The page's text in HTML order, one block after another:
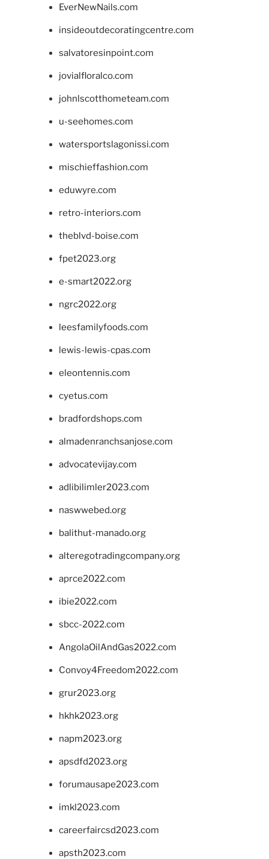
EverNewNails.com
insideoutdecoratingcentre.com
salvatoresinpoint.com
jovialfloralco.com
johnlscotthometeam.com
u-seehomes.com
watersportslagonissi.com
mischieffashion.com
eduwyre.com
retro-interiors.com
theblvd-boise.com
fpet2023.org
e-smart2022.org
ngrc2022.org
leesfamilyfoods.com
lewis-lewis-cpas.com
eleontennis.com
cyetus.com
bradfordshops.com
almadenranchsanjose.com
advocatevijay.com
adlibilimler2023.com
naswwebed.org
balithut-manado.org
alteregotradingcompany.org
aprce2022.com
ibie2022.com
sbcc-2022.com
AngolaOilAndGas2022.com
Convoy4Freedom2022.com
grur2023.org
hkhk2023.org
napm2023.org
apsdfd2023.org
forumausape2023.com
imkl2023.com
careerfaircsd2023.com
apsth2023.com